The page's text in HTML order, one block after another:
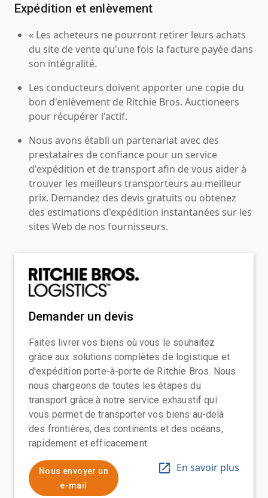
Expédition et enlèvement
« Les acheteurs ne pourront retirer leurs achats
du site de vente qu'une fois la facture payée dans
son intégralité.
Les conducteurs doivent apporter une copie du
bon d'enlèvement de Ritchie Bros. Auctioneers
pour récupérer l'actif.
Nous avons établi un partenariat avec des
prestataires de confiance pour un service
d'expédition et de transport afin de vous aider à
trouver les meilleurs transporteurs au meilleur
prix. Demandez des devis gratuits ou obtenez
des estimations d'expédition instantanées sur les
sites Web de nos fournisseurs.
Demander un devis
Faites livrer vos biens où vous le souhaitez
grâce aux solutions complètes de logistique et
d'expédition porte-à-porte de Ritchie Bros. Nous
nous chargeons de toutes les étapes du
transport grâce à notre service exhaustif qui
vous permet de transporter vos biens au-delà
des frontières, des continents et des océans,
rapidement et efficacement.
Nous envoyer un
e-mail
En savoir plus